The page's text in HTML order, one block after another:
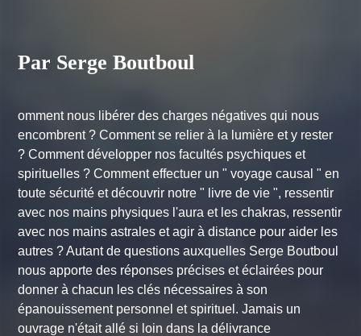
Par Serge Boutboul
omment nous libérer des charges négatives qui nous
encombrent ? Comment se relier à la lumière et y rester
? Comment développer nos facultés psychiques et
spirituelles ? Comment effectuer un " voyage causal " en
toute sécurité et découvrir notre " livre de vie ", ressentir
avec nos mains physiques l'aura et les chakras, ressentir
avec nos mains astrales et agir à distance pour aider les
autres ? Autant de questions auxquelles Serge Boutboul
nous apporte des réponses précises et éclairées pour
donner à chacun les clés nécessaires à son
épanouissement personnel et spirituel. Jamais un
ouvrage n'était allé si loin dans la délivrance